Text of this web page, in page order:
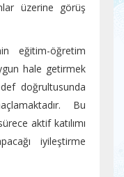
üzerine görüş
eğitim-öğretim
hale getirmek
doğrultusunda
Bu
aktif katılımı
iyileştirme